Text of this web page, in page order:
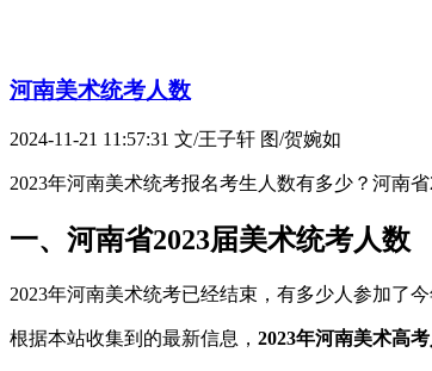
河南美术统考人数
2024-11-21 11:57:31 文/王子轩 图/贺婉如
2023年河南美术统考报名考生人数有多少？河南
一、河南省2023届美术统考人数
2023年河南美术统考已经结束，有多少人参加了
根据本站收集到的最新信息， 2023年河南美术高